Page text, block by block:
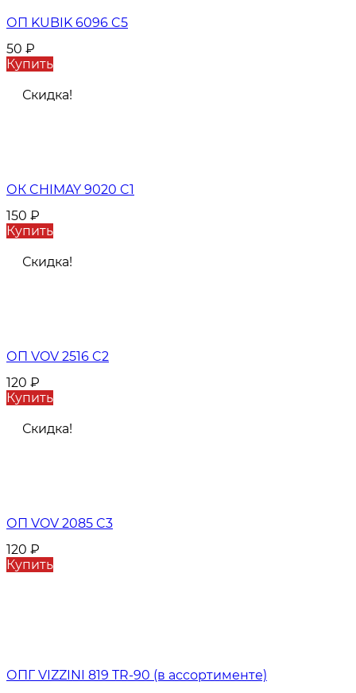
ОП KUBIK 6096 C5
50 ₽
Купить
Скидка!
ОК CHIMAY 9020 C1
150 ₽
Купить
Скидка!
ОП VOV 2516 C2
120 ₽
Купить
Скидка!
ОП VOV 2085 C3
120 ₽
Купить
ОПГ VIZZINI 819 TR-90 (в ассортименте)